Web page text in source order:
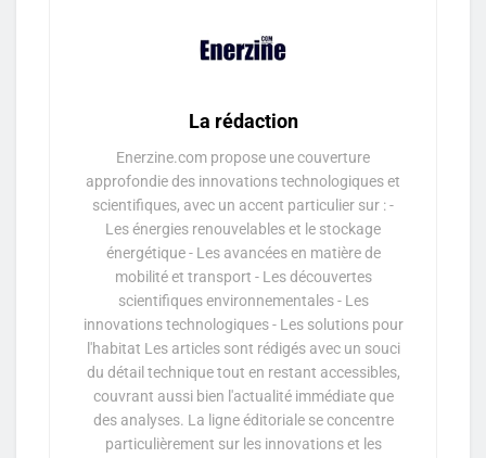
La rédaction
Enerzine.com propose une couverture
approfondie des innovations technologiques et
scientifiques, avec un accent particulier sur : -
Les énergies renouvelables et le stockage
énergétique - Les avancées en matière de
mobilité et transport - Les découvertes
scientifiques environnementales - Les
innovations technologiques - Les solutions pour
l'habitat Les articles sont rédigés avec un souci
du détail technique tout en restant accessibles,
couvrant aussi bien l'actualité immédiate que
des analyses. La ligne éditoriale se concentre
particulièrement sur les innovations et les